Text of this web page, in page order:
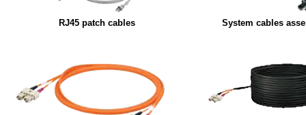
RJ45 patch cables System cables